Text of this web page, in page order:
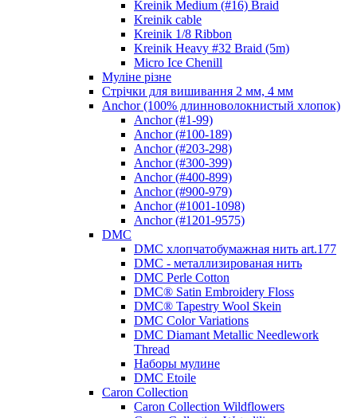
Kreinik Medium (#16) Braid
Kreinik cable
Kreinik 1/8 Ribbon
Kreinik Heavy #32 Braid (5m)
Micro Ice Chenill
Муліне різне
Стрічки для вишивання 2 мм, 4 мм
Anchor (100% длинноволокнистый хлопок)
Anchor (#1-99)
Anchor (#100-189)
Anchor (#203-298)
Anchor (#300-399)
Anchor (#400-899)
Anchor (#900-979)
Anchor (#1001-1098)
Anchor (#1201-9575)
DMC
DMC хлопчатобумажная нить art.177
DMC - металлизированая нить
DMC Perle Cotton
DMC® Satin Embroidery Floss
DMC® Tapestry Wool Skein
DMC Color Variations
DMC Diamant Metallic Needlework
Thread
Наборы мулине
DMC Etoile
Caron Collection
Caron Collection Wildflowers